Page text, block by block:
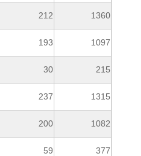
212 1360
193 1097
30 215
237 1315
200 1082
59 377